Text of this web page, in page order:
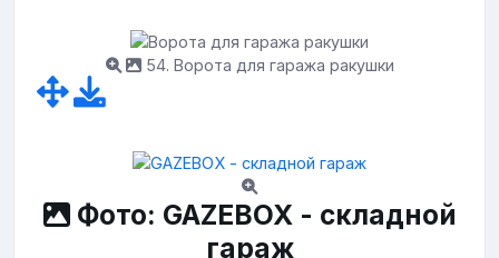
54. Ворота для гаража ракушки
Фото: GAZEBOX - складной
гараж